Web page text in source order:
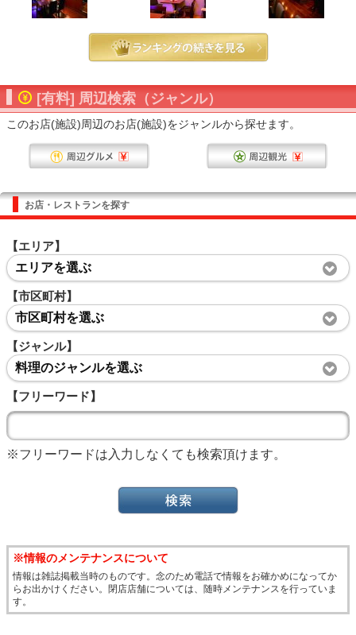
[有料] 周辺検索（ジャンル）
このお店(施設)周辺のお店(施設)をジャンルから探せます。
お店・レストランを探す
【エリア】
エリアを選ぶ
【市区町村】
市区町村を選ぶ
【ジャンル】
料理のジャンルを選ぶ
【フリーワード】
※フリーワードは入力しなくても検索頂けます。
※情報のメンテナンスについて
情報は雑誌掲載当時のものです。念のため電話で情報をお確かめになってか
らお出かけください。閉店店舗については、随時メンテナンスを行っていま
す。